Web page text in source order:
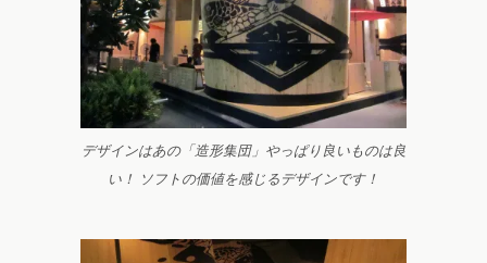
デザインはあの「造形集団」やっぱり良いものは良
い！ ソフトの価値を感じるデザインです！